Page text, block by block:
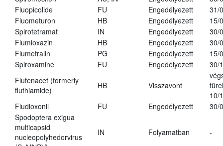
Fluopicolide
FU Engedélyezett
31/
Fluometuron
HB Engedélyezett
15/
Spirotetramat
IN Engedélyezett
30/
Flumioxazin
HB Engedélyezett
30/
Flumetralin
PG Engedélyezett
15/
Spiroxamine
FU Engedélyezett
30/
Flufenacet (formerly
fluthiamide)
HB Visszavont
10/
Fludioxonil
FU Engedélyezett
30/
Spodoptera exigua
multicapsid
nucleopolyhedorvirus
IN Folyamatban -